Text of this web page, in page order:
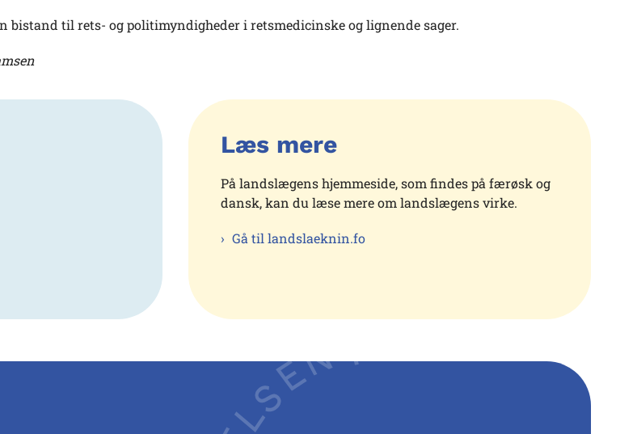
bistand til rets- og politimyndigheder i retsmedicinske og lignende sager.
Læs mere
På landslægens hjemmeside, som findes på færøsk og
dansk, kan du læse mere om landslægens virke.
Gå til landslaeknin.fo